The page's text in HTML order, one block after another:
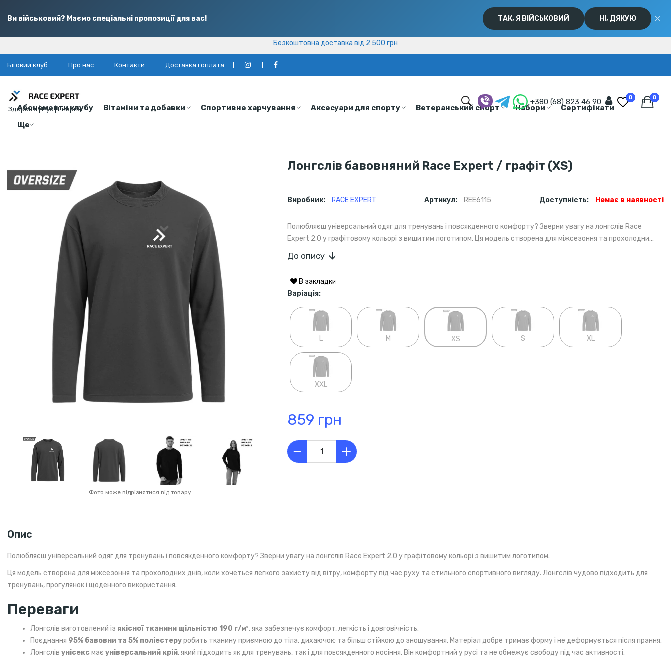
Ви військовий? Маємо спеціальні пропозиції для вас! ТАК, Я ВІЙСЬКОВИЙ НІ, ДЯКУЮ ✕
Безкоштовна доставка від 2 500 грн
Безкоштовна доставка від 2 500 грн
Біговий клуб Про нас Контакти Доставка і оплата
Здоров’я | Рух | Енергія
Абонементи клубу Вітаміни та добавки Спортивне харчування Аксесуари для спорту Ветеранський спорт Набори
Сертифікати
Ще
+380 (68) 823 46 90 0 0
Фото може відрізнятися від товару
Лонгслів бавовняний Race Expert / графіт (XS)
Виробник: RACE EXPERT Артикул: REE6115 Доступність: Немає в наявності
Полюбляєш універсальний одяг для тренувань і повсякденного комфорту? Зверни увагу на лонгслів Race
Expert 2.0 у графітовому кольорі з вишитим логотипом. Ця модель створена для міжсезоння та прохолодни...
До опису
В закладки
Варіація:
L M XS S XL
XXL
859 грн
Опис
Полюбляєш універсальний одяг для тренувань і повсякденного комфорту? Зверни увагу на лонгслів Race Expert 2.0 у графітовому кольорі з вишитим логотипом.
Ця модель створена для міжсезоння та прохолодних днів, коли хочеться легкого захисту від вітру, комфорту під час руху та стильного спортивного вигляду. Лонгслів чудово підходить для
тренувань, прогулянок і щоденного використання.
Переваги
Лонгслів виготовлений із якісної тканини щільністю 190 г/м², яка забезпечує комфорт, легкість і довговічність.
Поєднання 95% бавовни та 5% поліестеруробить тканину приємною до тіла, дихаючою та більш стійкою до зношування. Матеріал добре тримає форму і не деформується після прання.
Лонгслів унісекс має універсальний крій, який підходить як для тренувань, так і для повсякденного носіння. Він комфортний у русі та не обмежує свободу під час активності.